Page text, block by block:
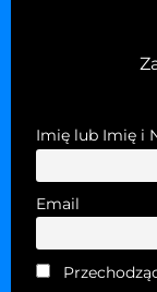
Imię lub Imię i
Email